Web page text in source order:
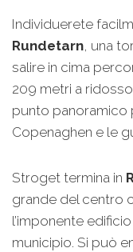
Individuerete
Rundetarn, una
salire in cima
209 metri a
punto panoramico
Copenaghen e le
Stroget termina in
grande del centro
l’imponente
municipio. Si può